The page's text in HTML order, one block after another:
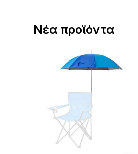
Νέα προϊόντα